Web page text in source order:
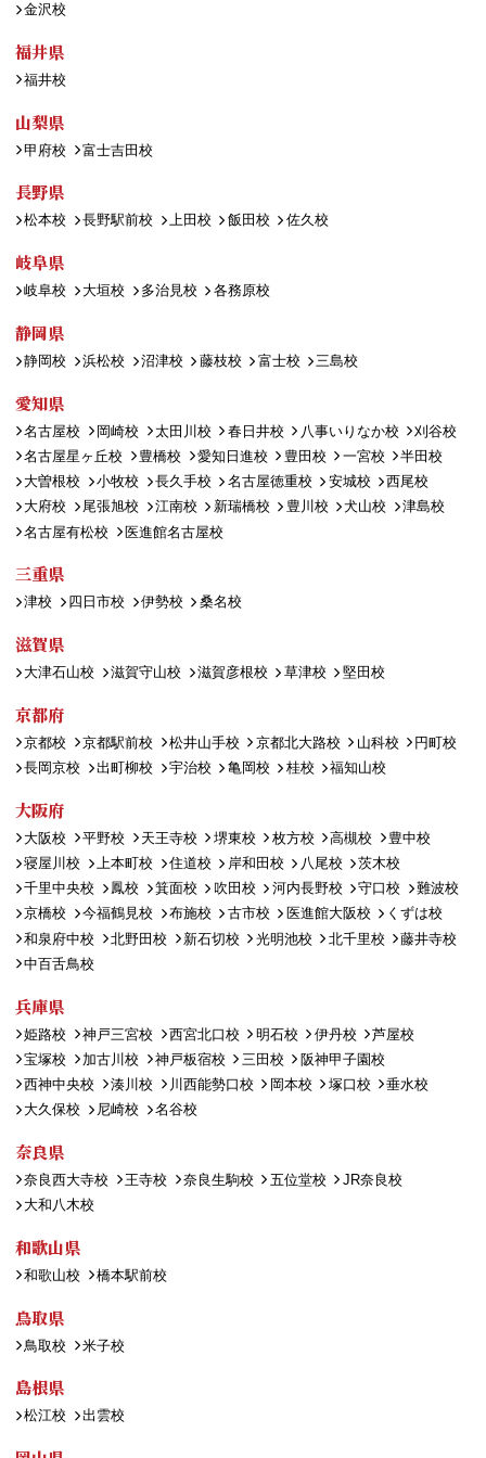
金沢校
福井県
福井校
山梨県
甲府校 富士吉田校
長野県
松本校 長野駅前校 上田校 飯田校 佐久校
岐阜県
岐阜校 大垣校 多治見校 各務原校
静岡県
静岡校 浜松校 沼津校 藤枝校 富士校 三島校
愛知県
名古屋校 岡崎校 太田川校 春日井校 八事いりなか校
刈谷校
名古屋星ヶ丘校
豊橋校 愛知日進校 豊田校 一宮校
半田校
大曽根校
小牧校 長久手校 名古屋徳重校 安城校
西尾校
大府校
尾張旭校 江南校 新瑞橋校 豊川校 犬山校
津島校
名古屋有松校
医進館名古屋校
三重県
津校 四日市校 伊勢校 桑名校
滋賀県
大津石山校 滋賀守山校 滋賀彦根校 草津校 堅田校
京都府
京都校 京都駅前校 松井山手校 京都北大路校 山科校
円町校
長岡京校
出町柳校 宇治校 亀岡校 桂校 福知山校
大阪府
大阪校 平野校 天王寺校 堺東校 枚方校 高槻校
豊中校
寝屋川校
上本町校 住道校 岸和田校 八尾校
茨木校
千里中央校
鳳校 箕面校 吹田校 河内長野校 守口校
難波校
京橋校
今福鶴見校 布施校 古市校 医進館大阪校
くずは校
和泉府中校
北野田校 新石切校 光明池校 北千里校
藤井寺校
中百舌鳥校
兵庫県
姫路校 神戸三宮校 西宮北口校 明石校 伊丹校
芦屋校
宝塚校
加古川校 神戸板宿校 三田校
阪神甲子園校
西神中央校
湊川校 川西能勢口校 岡本校 塚口校
垂水校
大久保校
尼崎校 名谷校
奈良県
奈良西大寺校 王寺校 奈良生駒校 五位堂校
JR奈良校
大和八木校
和歌山県
和歌山校 橋本駅前校
鳥取県
鳥取校 米子校
島根県
松江校 出雲校